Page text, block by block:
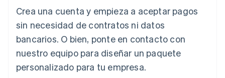
Crea una cuenta y empieza a aceptar pagos
sin necesidad de contratos ni datos
bancarios. O bien, ponte en contacto con
nuestro equipo para diseñar un paquete
personalizado para tu empresa.
Deutsch English
Lituania
English
Luxemburgo
FrançaisDeutsch English
English 简体中文